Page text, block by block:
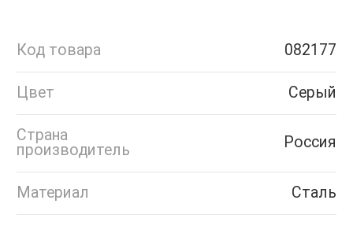
Код товара 082177
Цвет Серый
Страна
производитель
Россия
Материал Сталь